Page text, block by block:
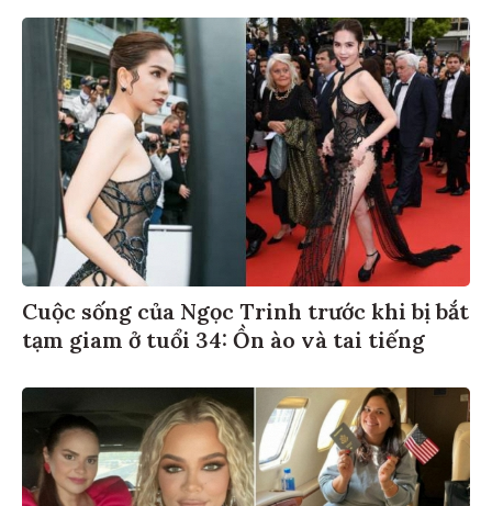
Cuộc sống của Ngọc Trinh trước khi bị bắt
tạm giam ở tuổi 34: Ồn ào và tai tiếng